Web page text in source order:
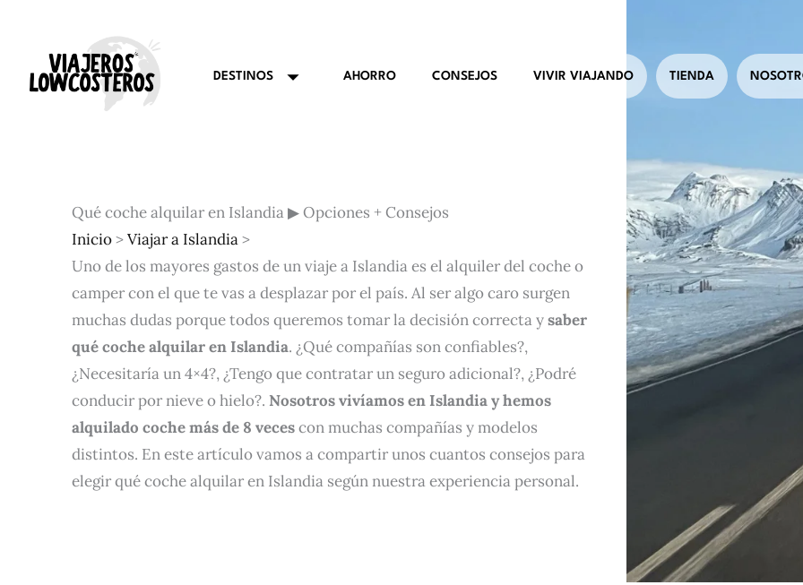
contenido
DESTINOS AHORRO CONSEJOS VIVIR VIAJANDO TIENDA
Qué coche alquilar en Islandia ▶ Opciones + Consejos
Inicio>Viajar a Islandia>
Uno de los mayores gastos de un viaje a Islandia es el alquiler del coche o
camper con el que te vas a desplazar por el país. Al ser algo caro surgen
muchas dudas porque todos queremos tomar la decisión correcta ysaber
qué coche alquilar en Islandia. ¿Qué compañías son confiables?,
¿Necesitaría un 4×4?, ¿Tengo que contratar un seguro adicional?, ¿Podré
conducir por nieve o hielo?. Nosotros vivíamos en Islandia y hemos
alquilado coche más de 8 vecescon muchas compañías y modelos
distintos. En este artículo vamos a compartir unos cuantos consejos para
elegir qué coche alquilar en Islandia según nuestra experiencia personal.